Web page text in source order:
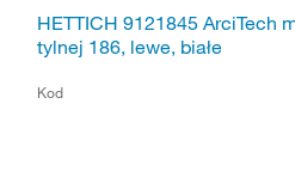
HETTICH 9121845 ArciTech
tylnej 186, lewe, białe
Kod